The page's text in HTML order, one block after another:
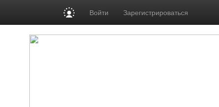
Войти Зарегистрироваться